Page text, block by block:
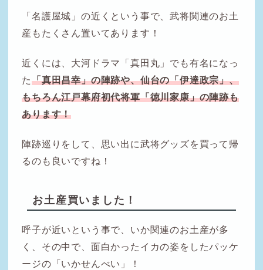
「名護屋城」の近くという事で、武将関連のお土
産もたくさん置いてあります！
近くには、大河ドラマ「真田丸」でも有名になっ
た「真田昌幸」の陣跡や、仙台の「伊達政宗」、
もちろん江戸幕府初代将軍「徳川家康」の陣跡も
あります！
陣跡巡りをして、思い出に武将グッズを買って帰
るのも良いですね！
お土産買いました！
呼子が近いという事で、いか関連のお土産が多
く、その中で、面白かったイカの姿をしたパッケ
ージの「いかせんべい」！